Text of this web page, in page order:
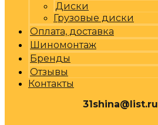
Диски
Грузовые диски
Оплата, доставка
Шиномонтаж
Бренды
Отзывы
Контакты
31shina@list.ru